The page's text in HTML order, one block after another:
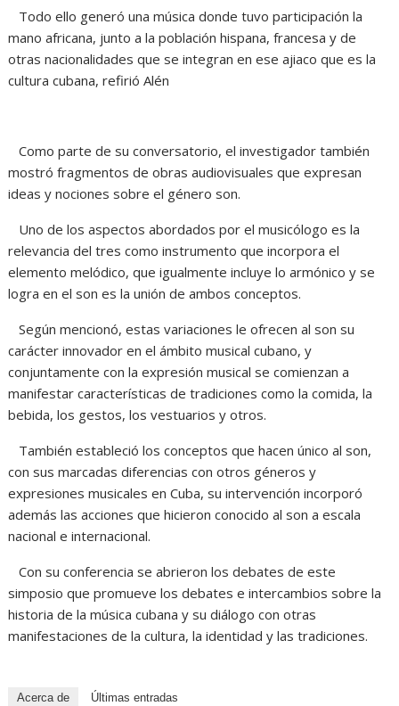
Todo ello generó una música donde tuvo participación la
mano africana, junto a la población hispana, francesa y de
otras nacionalidades que se integran en ese ajiaco que es la
cultura cubana, refirió Alén
Como parte de su conversatorio, el investigador también
mostró fragmentos de obras audiovisuales que expresan
ideas y nociones sobre el género son.
Uno de los aspectos abordados por el musicólogo es la
relevancia del tres como instrumento que incorpora el
elemento melódico, que igualmente incluye lo armónico y se
logra en el son es la unión de ambos conceptos.
Según mencionó, estas variaciones le ofrecen al son su
carácter innovador en el ámbito musical cubano, y
conjuntamente con la expresión musical se comienzan a
manifestar características de tradiciones como la comida, la
bebida, los gestos, los vestuarios y otros.
También estableció los conceptos que hacen único al son,
con sus marcadas diferencias con otros géneros y
expresiones musicales en Cuba, su intervención incorporó
además las acciones que hicieron conocido al son a escala
nacional e internacional.
Con su conferencia se abrieron los debates de este
simposio que promueve los debates e intercambios sobre la
historia de la música cubana y su diálogo con otras
manifestaciones de la cultura, la identidad y las tradiciones.
Acerca de Últimas entradas